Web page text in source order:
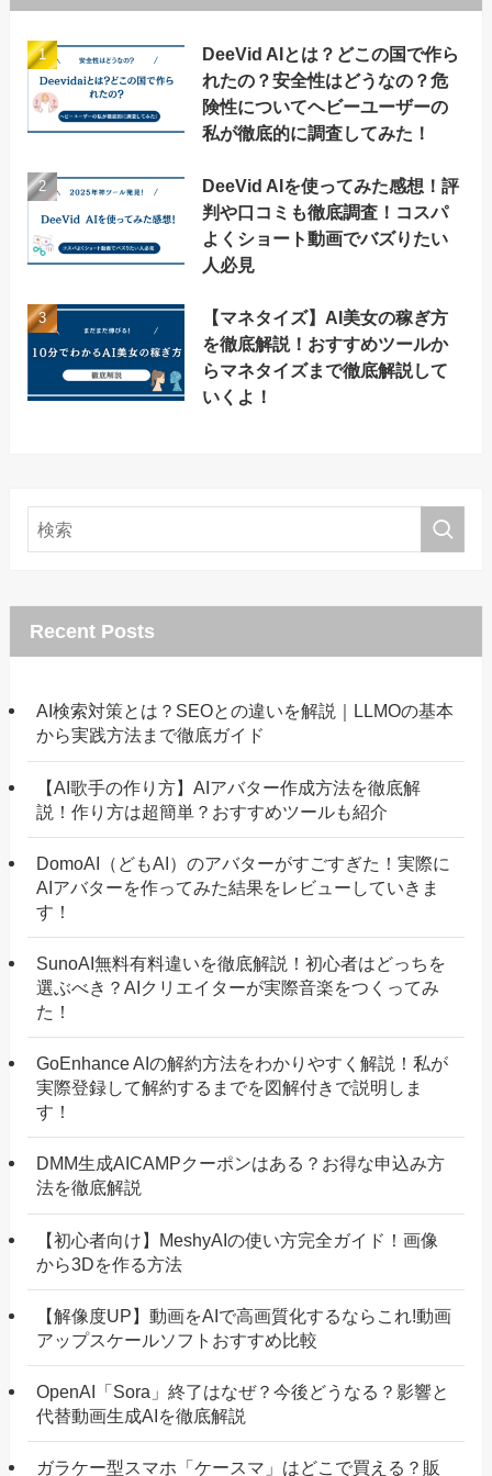
DeeVid AIとは？どこの国で作ら
れたの？安全性はどうなの？危
険性についてヘビーユーザーの
私が徹底的に調査してみた！
DeeVid AIを使ってみた感想！評
判や口コミも徹底調査！コスパ
よくショート動画でバズりたい
人必見
【マネタイズ】AI美女の稼ぎ方
を徹底解説！おすすめツールか
らマネタイズまで徹底解説して
いくよ！
Recent Posts
AI検索対策とは？SEOとの違いを解説｜LLMOの基本
から実践方法まで徹底ガイド
【AI歌手の作り方】AIアバター作成方法を徹底解
説！作り方は超簡単？おすすめツールも紹介
DomoAI（どもAI）のアバターがすごすぎた！実際に
AIアバターを作ってみた結果をレビューしていきま
す！
SunoAI無料有料違いを徹底解説！初心者はどっちを
選ぶべき？AIクリエイターが実際音楽をつくってみ
た！
GoEnhance AIの解約方法をわかりやすく解説！私が
実際登録して解約するまでを図解付きで説明しま
す！
DMM生成AICAMPクーポンはある？お得な申込み方
法を徹底解説
【初心者向け】MeshyAIの使い方完全ガイド！画像
から3Dを作る方法
【解像度UP】動画をAIで高画質化するならこれ!動画
アップスケールソフトおすすめ比較
OpenAI「Sora」終了はなぜ？今後どうなる？影響と
代替動画生成AIを徹底解説
ガラケー型スマホ「ケースマ」はどこで買える？販